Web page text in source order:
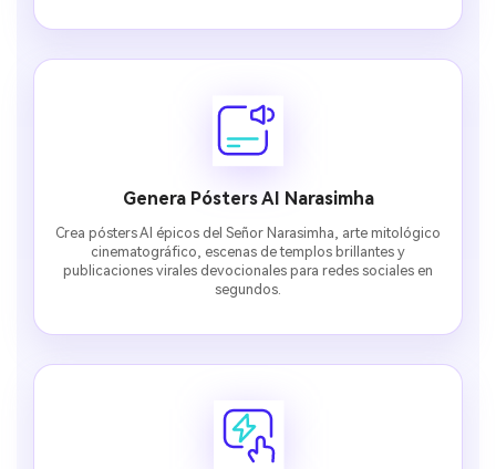
Genera Pósters AI Narasimha
Crea pósters AI épicos del Señor Narasimha, arte mitológico
cinematográfico, escenas de templos brillantes y
publicaciones virales devocionales para redes sociales en
segundos.